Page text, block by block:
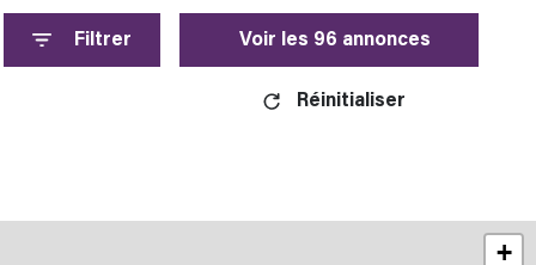
Filtrer Voir les 96 annonces
Réinitialiser
+